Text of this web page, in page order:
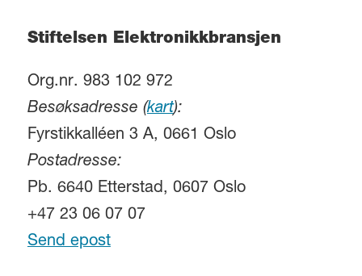
Stiftelsen Elektronikkbransjen
Org.nr. 983 102 972
Besøksadresse (kart):
Fyrstikkalléen 3 A, 0661 Oslo
Postadresse:
Pb. 6640 Etterstad, 0607 Oslo
+47 23 06 07 07
Send epost